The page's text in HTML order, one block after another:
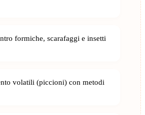
formiche, scarafaggi e insetti
volatili (piccioni) con metodi